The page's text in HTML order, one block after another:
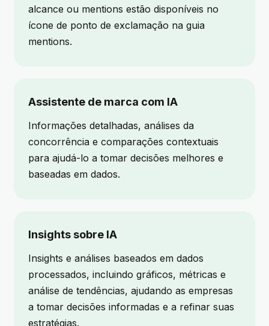
alcance ou mentions estão disponíveis no
ícone de ponto de exclamação na guia
mentions.
Assistente de marca com IA
Informações detalhadas, análises da
concorrência e comparações contextuais
para ajudá-lo a tomar decisões melhores e
baseadas em dados.
Insights sobre IA
Insights e análises baseados em dados
processados, incluindo gráficos, métricas e
análise de tendências, ajudando as empresas
a tomar decisões informadas e a refinar suas
estratégias.